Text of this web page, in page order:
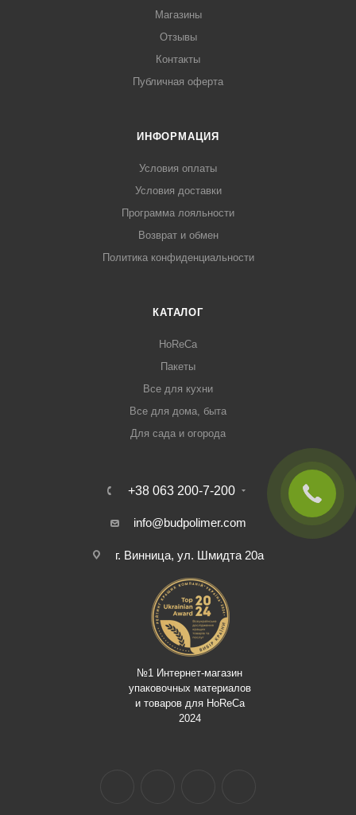
Магазины
Отзывы
Контакты
Публичная оферта
ИНФОРМАЦИЯ
Условия оплаты
Условия доставки
Программа лояльности
Возврат и обмен
Политика конфиденциальности
КАТАЛОГ
HoReCa
Пакеты
Все для кухни
Все для дома, быта
Для сада и огорода
+38 063 200-7-200
info@budpolimer.com
г. Винница, ул. Шмидта 20а
№1 Интернет-магазин
упаковочных материалов
и товаров для HoReCa
2024